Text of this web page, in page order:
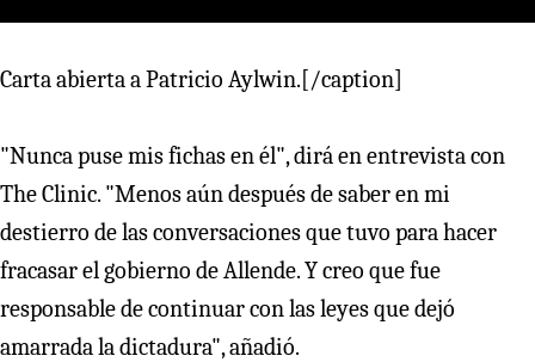
Carta abierta a Patricio Aylwin.[/caption]
"Nunca puse mis fichas en él", dirá en entrevista con
The Clinic. "Menos aún después de saber en mi
destierro de las conversaciones que tuvo para hacer
fracasar el gobierno de Allende. Y creo que fue
responsable de continuar con las leyes que dejó
amarrada la dictadura", añadió.